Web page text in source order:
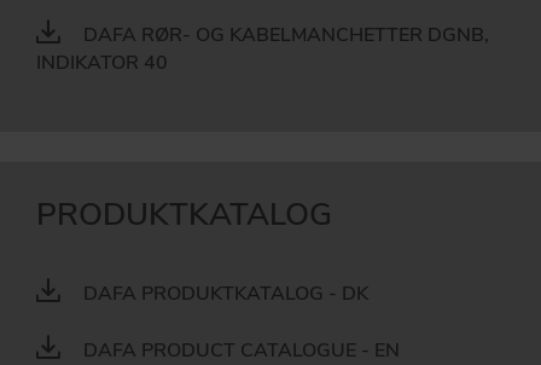
DAFA RØR- OG KABELMANCHETTER DGNB,
INDIKATOR 40
PRODUKTKATALOG
DAFA PRODUKTKATALOG - DK
DAFA PRODUCT CATALOGUE - EN